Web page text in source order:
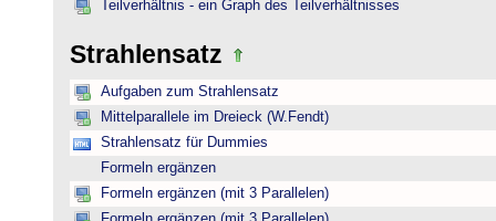
Teilverhältnis - ein Graph des Teilverhältnisses
Strahlensatz
Aufgaben zum Strahlensatz
Mittelparallele im Dreieck (W.Fendt)
Strahlensatz für Dummies
Formeln ergänzen
Formeln ergänzen (mit 3 Parallelen)